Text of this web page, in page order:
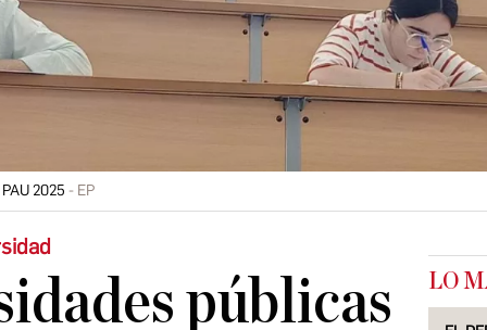
2025 EP
públicas
LO